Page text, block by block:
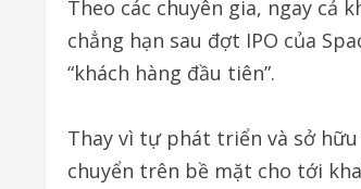
Theo các chuyên gia, ngay cả
chẳng hạn sau đợt IPO của
“khách hàng đầu tiên”.
Thay vì tự phát triển và sở
chuyển trên bề mặt cho tới